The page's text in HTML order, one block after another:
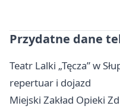
Przydatne dane
Teatr Lalki „Tęcza” w
repertuar i dojazd
Miejski Zakład Opieki